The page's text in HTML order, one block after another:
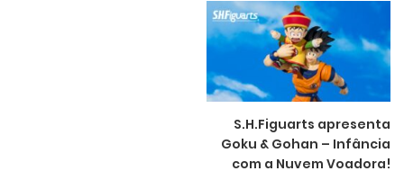
S.H.Figuarts apresenta
Goku & Gohan – Infância
com a Nuvem Voadora!